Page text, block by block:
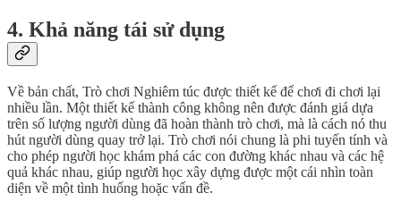
4. Khả năng tái sử dụng
Về bản chất, Trò chơi Nghiêm túc được thiết kế để chơi đi chơi lại
nhiều lần. Một thiết kế thành công không nên được đánh giá dựa
trên số lượng người dùng đã hoàn thành trò chơi, mà là cách nó thu
hút người dùng quay trở lại. Trò chơi nói chung là phi tuyến tính và
cho phép người học khám phá các con đường khác nhau và các hệ
quả khác nhau, giúp người học xây dựng được một cái nhìn toàn
diện về một tình huống hoặc vấn đề.